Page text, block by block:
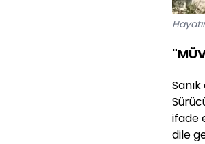
ifade
dile